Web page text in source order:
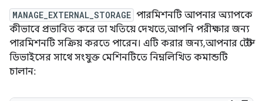
MANAGE_EXTERNAL_STORAGE পারমিশনটি আপনার অ্যাপকে
কীভাবে প্রভাবিত করে তা খতিয়ে দেখতে, আপনি পরীক্ষার জন্য
পারমিশনটি সক্রিয় করতে পারেন। এটি করার জন্য, আপনার টেস্ট
ডিভাইসের সাথে সংযুক্ত মেশিনটিতে নিম্নলিখিত কমান্ডটি
চালান: